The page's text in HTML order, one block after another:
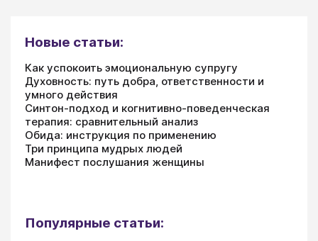
Новые статьи:
Как успокоить эмоциональную супругу
Духовность: путь добра, ответственности и
умного действия
Синтон-подход и когнитивно-поведенческая
терапия: сравнительный анализ
Обида: инструкция по применению
Три принципа мудрых людей
Манифест послушания женщины
Популярные статьи: